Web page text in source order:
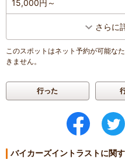
15,000円～
さらに
このスポットはネット予約が可能な
きません。
行った
バイカーズイントラストに関